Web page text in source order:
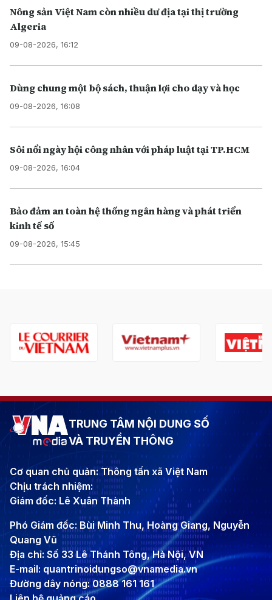
Nông sản Việt Nam còn nhiều dư địa tại thị trường
Algeria
09-08-2026, 16:12
Dùng chung một bộ sách, thuận lợi cho dạy và học
09-08-2026, 16:08
Sôi nổi ngày hội công nhân với pháp luật tại TP.HCM
09-08-2026, 16:04
Bảo đảm an toàn hệ thống ngân hàng và phát triển
kinh tế số
09-08-2026, 15:45
TRUNG TÂM NỘI DUNG SỐ
VÀ TRUYỀN THÔNG
Cơ quan chủ quản: Thông tấn xã Việt Nam
Chịu trách nhiệm:
Giám đốc: Lê Xuân Thành
Phó Giám đốc: Bùi Minh Thu, Hoàng Giang, Nguyễn
Quang Vũ
Địa chỉ: Số 33 Lê Thánh Tông, Hà Nội, VN
E-mail: quantrinoidungso@vnamedia.vn
Đường dây nóng: 0888 161 161